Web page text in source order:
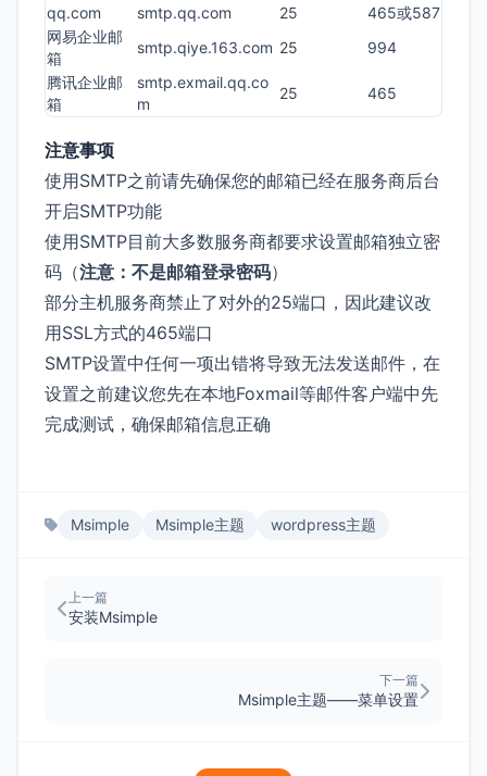
qq.com
smtp.qq.com 25
465或587
网易企业邮
箱
smtp.qiye.163.com 25
994
腾讯企业邮
箱
smtp.exmail.qq.co
m
25 465
注意事项
使用SMTP之前请先确保您的邮箱已经在服务商后台
开启SMTP功能
使用SMTP目前大多数服务商都要求设置邮箱独立密
码（注意：不是邮箱登录密码）
部分主机服务商禁止了对外的25端口，因此建议改
用SSL方式的465端口
SMTP设置中任何一项出错将导致无法发送邮件，在
设置之前建议您先在本地Foxmail等邮件客户端中先
完成测试，确保邮箱信息正确
Msimple Msimple主题 wordpress主题
上一篇
安装Msimple
下一篇
Msimple主题——菜单设置